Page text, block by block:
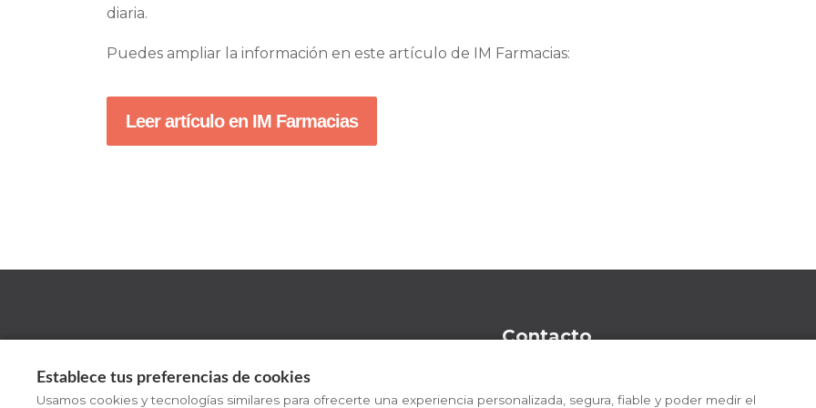
diaria.
Puedes ampliar la información en este artículo de IM Farmacias:
Leer artículo en IM Farmacias
Contacto
Establece tus preferencias de cookies
Usamos cookies y tecnologías similares para ofrecerte una experiencia personalizada, segura, fiable y poder medir el